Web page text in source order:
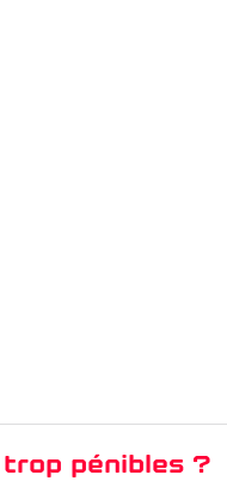
pénibles ?